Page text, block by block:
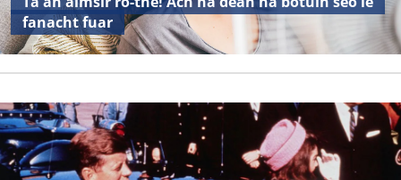
fanacht fuar